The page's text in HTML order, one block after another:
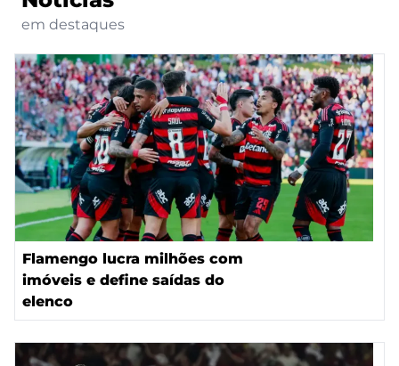
em destaques
Flamengo lucra milhões com
imóveis e define saídas do
elenco